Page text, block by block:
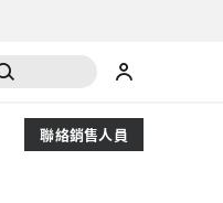
聯絡銷售人員